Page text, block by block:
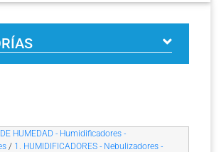
HUMEDAD - Humidificadores -
/ 1. HUMIDIFICADORES - Nebulizadores -